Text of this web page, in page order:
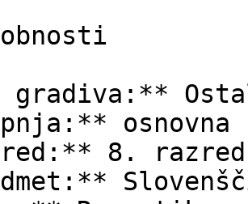
osnovna
8. razred